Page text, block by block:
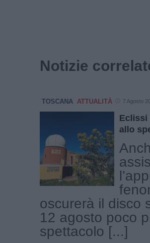
Notizie
TOSCANA ATTUALITÀ 7 Agosto
Eclissi
allo
oscurerà il disco
12 agosto poco
spettacolo [...]